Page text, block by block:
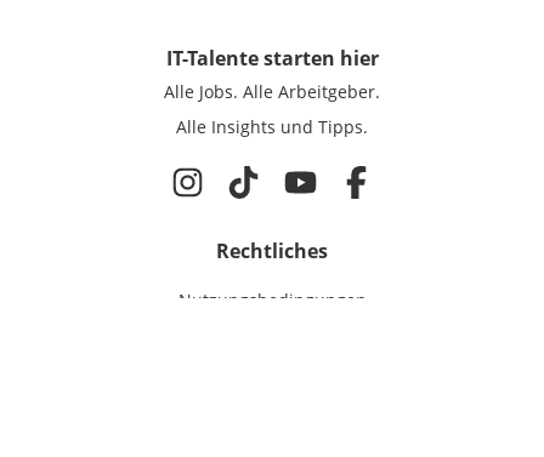
IT-Talentestarten hier
Alle Jobs. Alle Arbeitgeber.
Alle Insights und Tipps.
Rechtliches
Nutzungsbedingungen